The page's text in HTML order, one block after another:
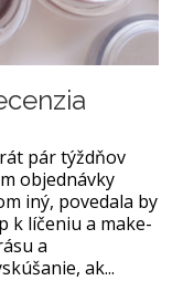
pár týždňov
objednávky
iný, povedala by
k líčeniu a make-
a
ak...